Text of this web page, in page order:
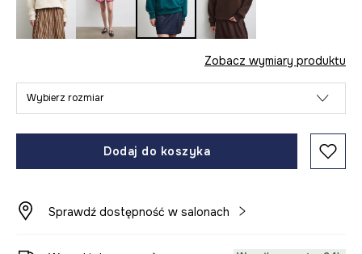
Zobacz wymiary produktu
Wybierz rozmiar
Dodaj do koszyka
Sprawdź dostępność w salonach